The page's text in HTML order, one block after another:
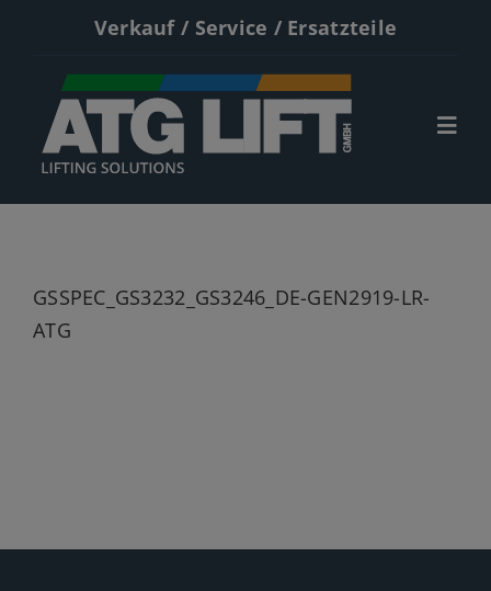
springen
Verkauf / Service / Ersatzteile
Gebrauchte
News
GSSPEC_GS3232_GS3246_DE-GEN2919-LR-
ATG